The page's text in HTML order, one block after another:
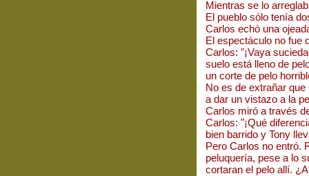
Mientras se lo
El pueblo sólo tenía
Carlos echó una
El espectáculo no fue
Carlos: "¡Vaya
suelo está lleno de
un corte de pelo
No es de extrañar
a dar un vistazo a la
Carlos miró a través
Carlos: "¡Qué
bien barrido y Tony
Pero Carlos no entró.
peluquería, pese a lo
cortaran el pelo allí.